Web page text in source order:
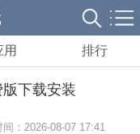
用 排行
下载安装
间：2026-08-07 17:41